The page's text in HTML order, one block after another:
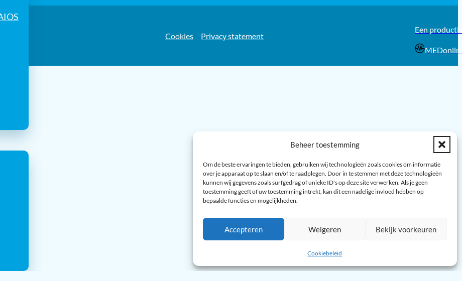
Beheer toestemming
Om de beste ervaringen te bieden, gebruiken wij technologieën zoals cookies om informatie
over je apparaat op te slaan en/of te raadplegen. Door in te stemmen met deze technologieën
kunnen wij gegevens zoals surfgedrag of unieke ID's op deze site verwerken. Als je geen
toestemming geeft of uw toestemming intrekt, kan dit een nadelige invloed hebben op
bepaalde functies en mogelijkheden.
Accepteren Weigeren Bekijk voorkeuren
Cookiebeleid
Cookies Privacy statement
Een